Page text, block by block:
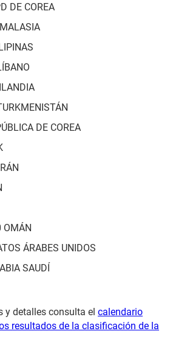
DE COREA
DE COREA
OMÁN
ÁRABES UNIDOS
SAUDÍ
y detalles consulta el calendario
resultados de la clasificación de la